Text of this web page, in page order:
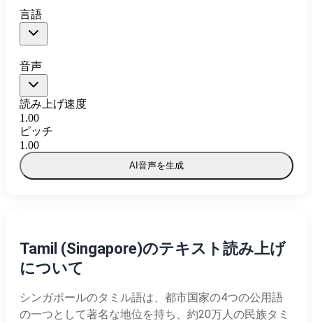
言語
音声
読み上げ速度
1.00
ピッチ
1.00
AI音声を生成
Tamil (Singapore)のテキスト読み上げ
について
シンガポールのタミル語は、都市国家の4つの公用語
の一つとして著名な地位を持ち、約20万人の民族タミ